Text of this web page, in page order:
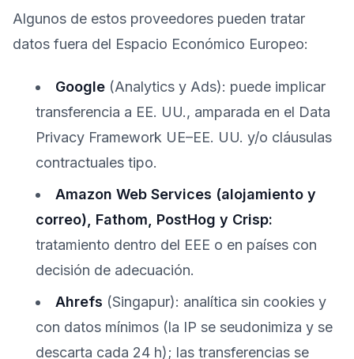
Algunos de estos proveedores pueden tratar
datos fuera del Espacio Económico Europeo:
Google (Analytics y Ads): puede implicar
transferencia a EE. UU., amparada en el Data
Privacy Framework UE–EE. UU. y/o cláusulas
contractuales tipo.
Amazon Web Services (alojamiento y
correo), Fathom, PostHog y Crisp:
tratamiento dentro del EEE o en países con
decisión de adecuación.
Ahrefs (Singapur): analítica sin cookies y
con datos mínimos (la IP se seudonimiza y se
descarta cada 24 h); las transferencias se